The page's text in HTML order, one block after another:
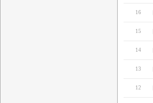
16
15
14
13
12